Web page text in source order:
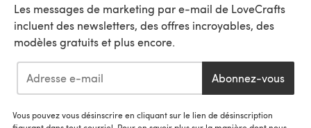
Les messages de marketing par e-mail de LoveCrafts
incluent des newsletters, des offres incroyables, des
modèles gratuits et plus encore.
Abonnez-vous
Vous pouvez vous désinscrire en cliquant sur le lien de désinscription